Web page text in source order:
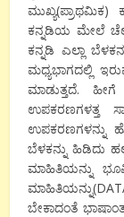
ಮುಖ್ಯ(ಪ್ರಾಥಮಿಕ)
ಕನ್ನಡಿಯ ಮೇಲೆ
ಕನ್ನಡಿ ಎಲ್ಲಾ
ಮಧ್ಯಭಾಗದಲ್ಲಿ
ಮಾಡುತ್ತದೆ.ಹೀಗೆ
ಉಪಕರಣಗಳತ್ತ
ಉಪಕರಣಗಳನ್ನು
ಬೆಳಕನ್ನು ಹಿಡಿದು
ಮಾಹಿತಿಯನ್ನು
ಮಾಹಿತಿಯನ್ನು(
ಬೇಕಾದಂತೆ